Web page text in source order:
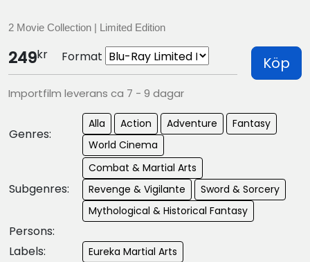
2 Movie Collection | Limited Edition
249kr Format Köp
Importfilm leverans ca 7 - 9 dagar
Genres:
Alla Action Adventure
Fantasy
World Cinema
Subgenres:
Combat & Martial Arts
Revenge & Vigilante
Sword & Sorcery
Mythological & Historical Fantasy
Persons:
Labels:
Eureka Martial Arts